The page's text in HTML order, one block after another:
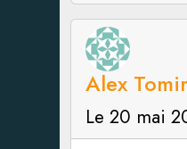
Alex
Le 20 mai